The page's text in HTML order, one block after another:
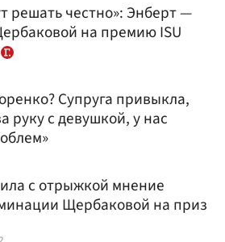
решать честно»: Энберт —
на премию ISU
Супруга привыкла,
руку с девушкой, у нас
с отрыжкой мнение
Щербаковой на приз